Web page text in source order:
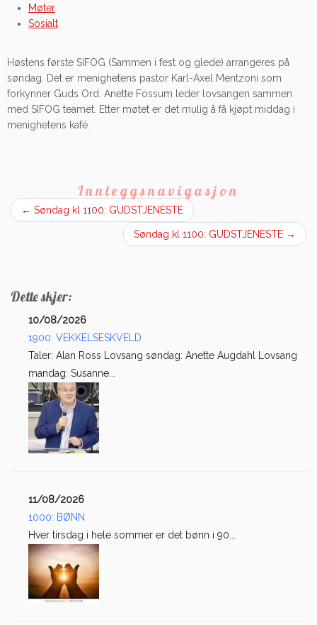
Møter
Sosialt
Høstens første SIFOG (Sammen i fest og glede) arrangeres på
søndag. Det er menighetens pastor Karl-Axel Mentzoni som
forkynner Guds Ord. Anette Fossum leder lovsangen sammen
med SIFOG teamet. Etter møtet er det mulig å få kjøpt middag i
menighetens kafé.
Innleggsnavigasjon
← Søndag kl 1100: GUDSTJENESTE
Søndag kl 1100: GUDSTJENESTE →
Dette skjer:
10/08/2026
1900: VEKKELSESKVELD
Taler: Alan Ross Lovsang søndag: Anette Augdahl Lovsang
mandag: Susanne...
11/08/2026
1000: BØNN
Hver tirsdag i hele sommer er det bønn i 90...